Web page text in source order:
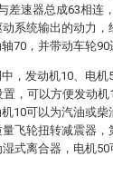
差速器总成63相连
系统输出的动力，
70，并带动车轮90
，发动机10、电机
，可以方便发动机
10可以为汽油或柴
飞轮扭转减震器，
式离合器，电机